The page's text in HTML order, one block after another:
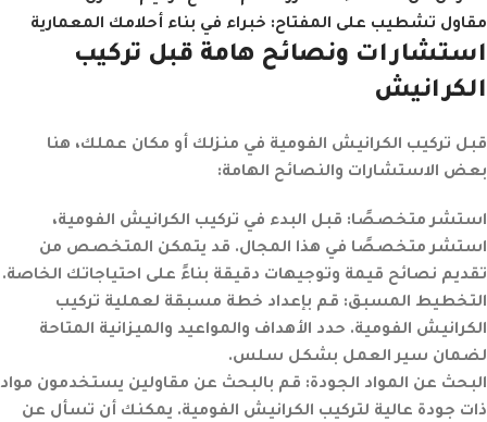
مقاول تشطيب على المفتاح: خبراء في بناء أحلامك المعمارية
استشارات ونصائح هامة قبل تركيب
الكرانيش
قبل تركيب الكرانيش الفومية في منزلك أو مكان عملك، هنا
بعض الاستشارات والنصائح الهامة:
استشر متخصصًا: قبل البدء في تركيب الكرانيش الفومية،
استشر متخصصًا في هذا المجال. قد يتمكن المتخصص من
تقديم نصائح قيمة وتوجيهات دقيقة بناءً على احتياجاتك الخاصة.
التخطيط المسبق: قم بإعداد خطة مسبقة لعملية تركيب
الكرانيش الفومية. حدد الأهداف والمواعيد والميزانية المتاحة
لضمان سير العمل بشكل سلس.
البحث عن المواد الجودة: قم بالبحث عن مقاولين يستخدمون مواد
ذات جودة عالية لتركيب الكرانيش الفومية. يمكنك أن تسأل عن